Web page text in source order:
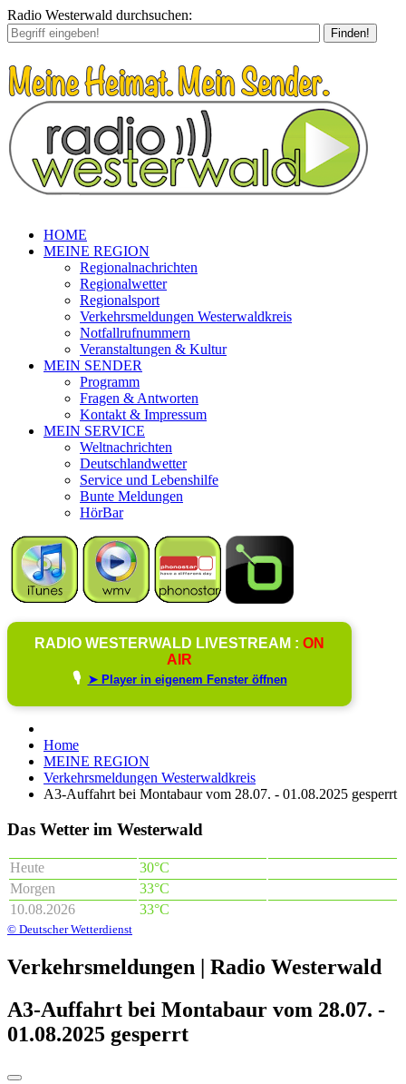
Radio Westerwald durchsuchen:
Finden!
HOME
MEINE REGION
Regionalnachrichten
Regionalwetter
Regionalsport
Verkehrsmeldungen Westerwaldkreis
Notfallrufnummern
Veranstaltungen & Kultur
MEIN SENDER
Programm
Fragen & Antworten
Kontakt & Impressum
MEIN SERVICE
Weltnachrichten
Deutschlandwetter
Service und Lebenshilfe
Bunte Meldungen
HörBar
RADIO WESTERWALD LIVESTREAM : ON
AIR
🎙️ ➤ Player in eigenem Fenster öffnen
Home
MEINE REGION
Verkehrsmeldungen Westerwaldkreis
A3-Auffahrt bei Montabaur vom 28.07. - 01.08.2025 gesperrt
Das Wetter im Westerwald
Heute
30°C
Morgen
33°C
10.08.2026
33°C
© Deutscher Wetterdienst
Verkehrsmeldungen | Radio Westerwald
A3-Auffahrt bei Montabaur vom 28.07. -
01.08.2025 gesperrt